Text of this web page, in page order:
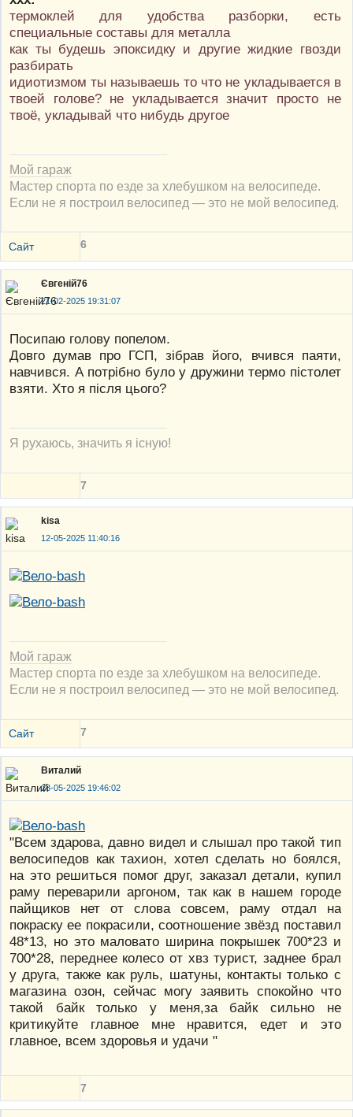
термоклей для удобства разборки, есть
специальные составы для металла
как ты будешь эпоксидку и другие жидкие гвозди
разбирать
идиотизмом ты называешь то что не укладывается в
твоей голове? не укладывается значит просто не
твоё, укладывай что нибудь другое
Мой гараж
Мастер спорта по езде за хлебушком на велосипеде.
Если не я построил велосипед — это не мой велосипед.
Сайт 6
Євгеній76
21-02-2025 19:31:07
Посипаю голову попелом.
Довго думав про ГСП, зібрав його, вчився паяти,
навчився. А потрібно було у дружини термо пістолет
взяти. Хто я після цього?
Я рухаюсь, значить я існую!
7
kisa
12-05-2025 11:40:16
Мой гараж
Мастер спорта по езде за хлебушком на велосипеде.
Если не я построил велосипед — это не мой велосипед.
Сайт 7
Виталий
23-05-2025 19:46:02
"Всем здарова, давно видел и слышал про такой тип
велосипедов как тахион, хотел сделать но боялся,
на это решиться помог друг, заказал детали, купил
раму переварили аргоном, так как в нашем городе
пайщиков нет от слова совсем, раму отдал на
покраску ее покрасили, соотношение звёзд поставил
48*13, но это маловато ширина покрышек 700*23 и
700*28, переднее колесо от хвз турист, заднее брал
у друга, также как руль, шатуны, контакты только с
магазина озон, сейчас могу заявить спокойно что
такой байк только у меня,за байк сильно не
критикуйте главное мне нравится, едет и это
главное, всем здоровья и удачи "
7